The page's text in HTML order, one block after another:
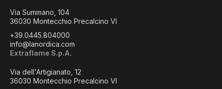
Via Summano, 104
36030 Montecchio Precalcino VI
+39.0445.804000
info@lanordica.com
Extraflame S.p.A.
Via dell'Artigianato, 12
36030 Montecchio Precalcino VI